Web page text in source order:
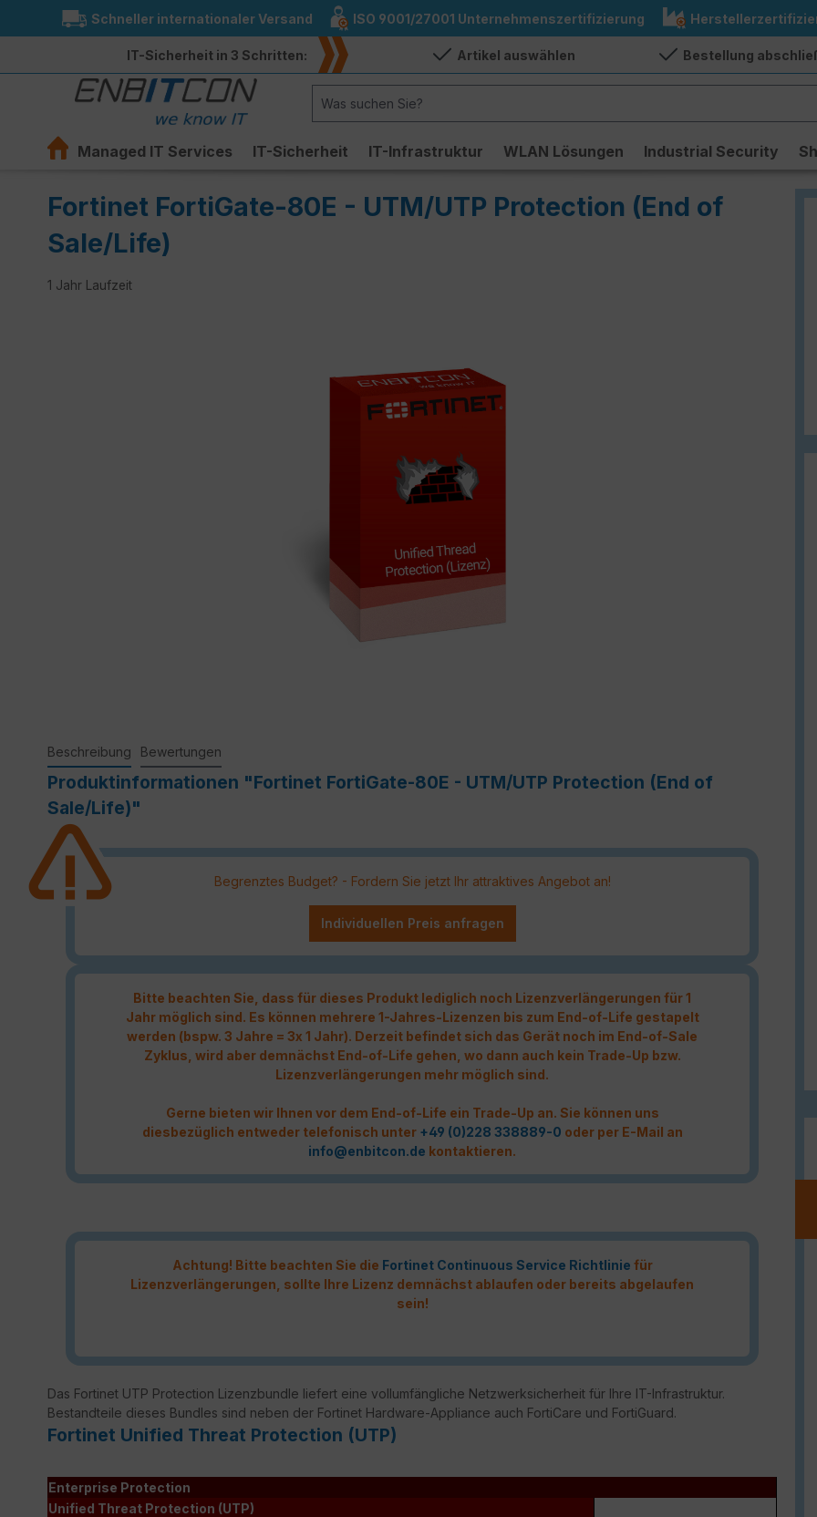
Zur Hauptnavigation springen
Schneller internationaler Versand ISO 9001/27001 Unternehmenszertifizierung
IT-Sicherheit in 3 Schritten: Artikel auswählen Bestellung
Managed IT Services IT-Sicherheit IT-Infrastruktur WLAN Lösungen Industrial Security
Fortinet FortiGate-80E - UTM/UTP Protection (End of
Sale/Life)
1 Jahr Laufzeit
Beschreibung Bewertungen
Produktinformationen "Fortinet FortiGate-80E - UTM/UTP Protection (End of
Sale/Life)"
Begrenztes Budget? - Fordern Sie jetzt Ihr attraktives Angebot an!
Individuellen Preis anfragen
Bitte beachten Sie, dass für dieses Produkt lediglich noch Lizenzverlängerungen für 1
Jahr möglich sind. Es können mehrere 1-Jahres-Lizenzen bis zum End-of-Life gestapelt
werden (bspw. 3 Jahre = 3x 1 Jahr). Derzeit befindet sich das Gerät noch im End-of-Sale
Zyklus, wird aber demnächst End-of-Life gehen, wo dann auch kein Trade-Up bzw.
Lizenzverlängerungen mehr möglich sind.
Gerne bieten wir Ihnen vor dem End-of-Life ein Trade-Up an. Sie können uns
diesbezüglich entweder telefonisch unter +49 (0)228 338889-0 oder per E-Mail an
info@enbitcon.de kontaktieren.
Achtung! Bitte beachten Sie die Fortinet Continuous Service Richtlinie für
Lizenzverlängerungen, sollte Ihre Lizenz demnächst ablaufen oder bereits abgelaufen
sein!
Das Fortinet UTP Protection Lizenzbundle liefert eine vollumfängliche Netzwerksicherheit für Ihre IT-Infrastruktur.
Bestandteile dieses Bundles sind neben der Fortinet Hardware-Appliance auch FortiCare und FortiGuard.
Fortinet Unified Threat Protection (UTP)
Enterprise Protection
Unified Threat Protection (UTP)